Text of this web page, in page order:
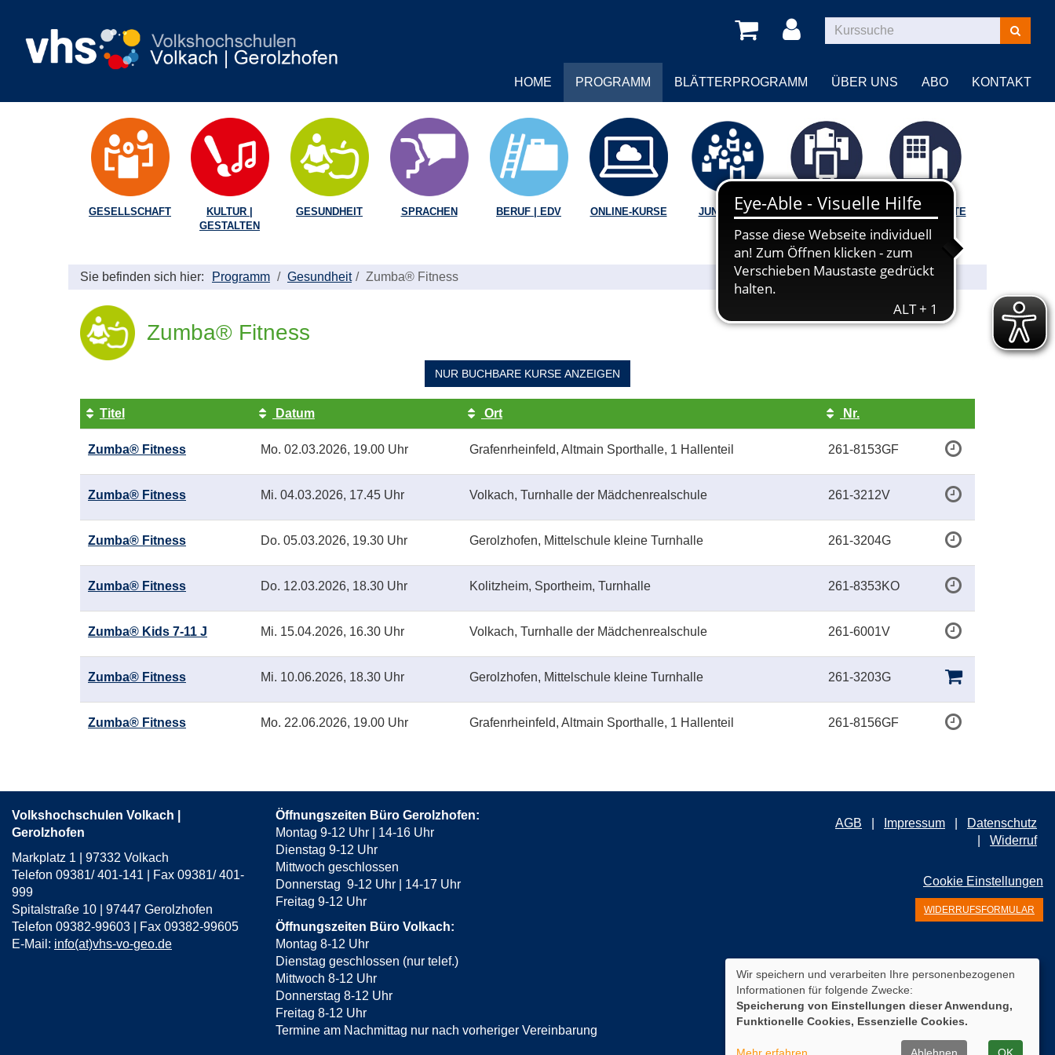
Kurse
suchen
HOME PROGRAMM BLÄTTERPROGRAMM ÜBER UNS ABO KONTAKT
GESELLSCHAFT
KULTUR |
GESTALTEN
GESUNDHEIT SPRACHEN BERUF | EDV ONLINE-KURSE JUNGE VHS
VORTRÄGE |
BILDUNGSORTE
Sie befinden sich hier: Programm Gesundheit Zumba® Fitness
Zumba® Fitness
NUR BUCHBARE KURSE ANZEIGEN
Tabellenüberschriften
können
sortiert
werden.
Titel Datum Ort
Nr.
Kursstatus
Zumba® Fitness
Mo. 02.03.2026, 19.00 Uhr Grafenrheinfeld, Altmain Sporthalle, 1 Hallenteil 261-8153GF
Zumba® Fitness Mi. 04.03.2026, 17.45 Uhr Volkach, Turnhalle der Mädchenrealschule 261-3212V
Zumba® Fitness Do. 05.03.2026, 19.30 Uhr Gerolzhofen, Mittelschule kleine Turnhalle 261-3204G
Zumba® Fitness Do. 12.03.2026, 18.30 Uhr Kolitzheim, Sportheim, Turnhalle 261-8353KO
Zumba® Kids 7-11 J Mi. 15.04.2026, 16.30 Uhr Volkach, Turnhalle der Mädchenrealschule 261-6001V
Zumba® Fitness Mi. 10.06.2026, 18.30 Uhr Gerolzhofen, Mittelschule kleine Turnhalle 261-3203G
Zumba® Fitness Mo. 22.06.2026, 19.00 Uhr Grafenrheinfeld, Altmain Sporthalle, 1 Hallenteil 261-8156GF
Volkshochschulen Volkach |
Gerolzhofen
Markplatz 1 | 97332 Volkach
Telefon 09381/ 401-141 | Fax 09381/ 401-
999
Spitalstraße 10 | 97447 Gerolzhofen
Telefon 09382-99603 | Fax 09382-99605
E-Mail: info(at)vhs-vo-geo.de
Öffnungszeiten Büro Gerolzhofen:
Montag 9-12 Uhr | 14-16 Uhr
Dienstag 9-12 Uhr
Mittwoch geschlossen
Donnerstag 9-12 Uhr | 14-17 Uhr
Freitag 9-12 Uhr
Öffnungszeiten Büro Volkach:
Montag 8-12 Uhr
Dienstag geschlossen (nur telef.)
Mittwoch 8-12 Uhr
Donnerstag 8-12 Uhr
Freitag 8-12 Uhr
Termine am Nachmittag nur nach vorheriger Vereinbarung
AGB Impressum
Datenschutz
Widerruf
Cookie Einstellungen
WIDERRUFSFORMULAR
Wir speichern und verarbeiten Ihre personenbezogenen
Informationen für folgende Zwecke:
Speicherung von Einstellungen dieser Anwendung,
Funktionelle Cookies, Essenzielle Cookies.